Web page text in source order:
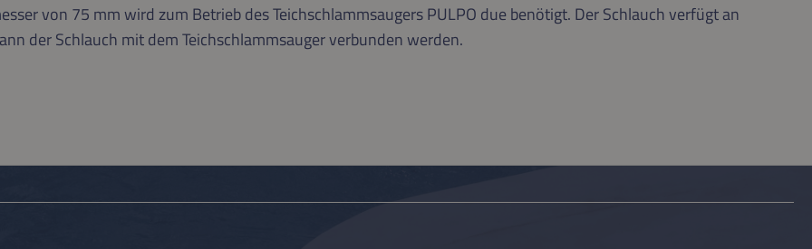
von 75 mm wird zum Betrieb des Teichschlammsaugers PULPO due benötigt. Der Schlauch verfügt an
der Schlauch mit dem Teichschlammsauger verbunden werden.